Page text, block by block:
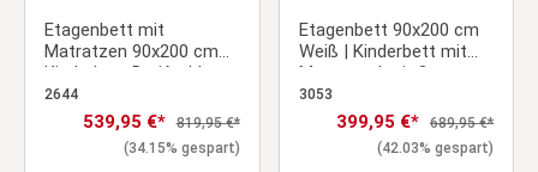
Etagenbett mit
Matratzen 90x200 cm
Kinderbett Dreifachbett
Hochbett Weiß Holz
Stockbett
2644
Verkaufspreis:
539,95 €* Regulärer Preis:
819,95 €*
(34.15% gespart)
Etagenbett 90x200 cm
Weiß | Kinderbett mit
Matratze | mit 2
Bettkästen | mit
Lattenrost |
Rausfallschutz |
Umbaubar | Holz massiv
3053
Verkaufspreis:
399,95 €* Regulärer Preis:
689,95 €*
(42.03% gespart)